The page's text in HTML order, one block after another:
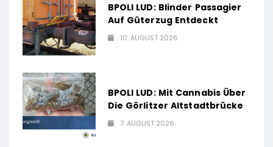
BPOLI LUD: Blinder Passagier
Auf Güterzug Entdeckt
10. AUGUST 2026
BPOLI LUD: Mit Cannabis Über
Die Görlitzer Altstadtbrücke
7. AUGUST 2026